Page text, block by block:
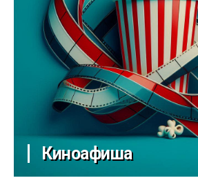
Киноафиша